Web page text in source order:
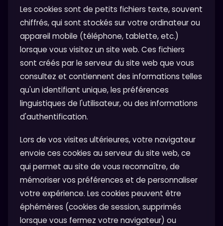
Les cookies sont de petits fichiers texte, souvent
chiffrés, qui sont stockés sur votre ordinateur ou
appareil mobile (téléphone, tablette, etc.)
lorsque vous visitez un site web. Ces fichiers
sont créés par le serveur du site web que vous
consultez et contiennent des informations telles
qu'un identifiant unique, les préférences
linguistiques de l'utilisateur, ou des informations
d'authentification.
Lors de vos visites ultérieures, votre navigateur
envoie ces cookies au serveur du site web, ce
qui permet au site de vous reconnaître, de
mémoriser vos préférences et de personnaliser
votre expérience. Les cookies peuvent être
éphémères (cookies de session, supprimés
lorsque vous fermez votre navigateur) ou